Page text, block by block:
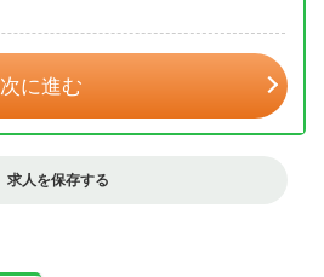
次に進む
求人を保存する